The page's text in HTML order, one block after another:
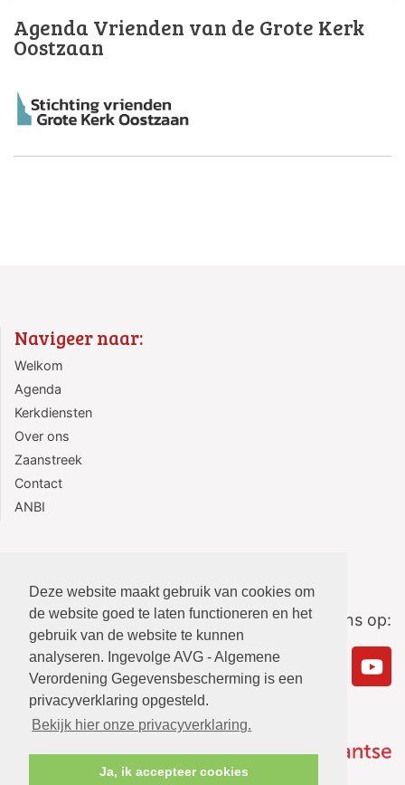
Deze website maakt gebruik van cookies om
de website goed te laten functioneren en het
gebruik van de website te kunnen
analyseren. Ingevolge AVG - Algemene
Verordening Gegevensbescherming is een
privacyverklaring opgesteld.
Bekijk hier onze privacyverklaring.
Ja, ik accepteer cookies
Agenda Vrienden van de Grote Kerk
Oostzaan
Navigeer naar:
Welkom
Agenda
Kerkdiensten
Over ons
Zaanstreek
Contact
ANBI
Volg ons op: